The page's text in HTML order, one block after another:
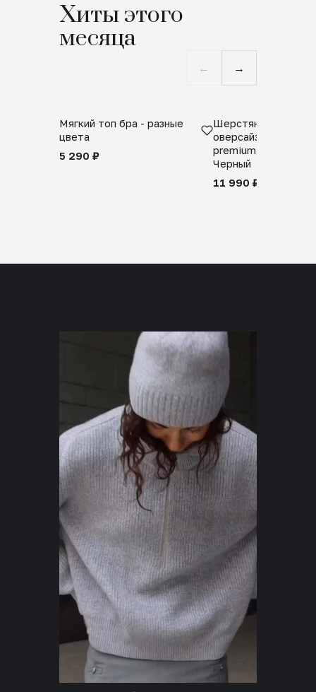
Хиты этого
месяца
← →
Мягкий топ бра - разные
цвета
5 290 ₽
Шерстяной свитер
оверсайз 100%
premium merino
Черный
11 990 ₽